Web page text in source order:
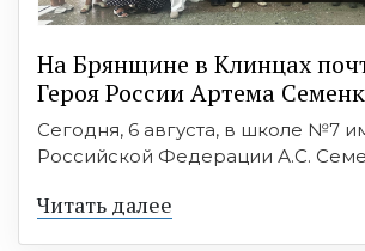
На Брянщине в Клинцах
Героя России Артема
Сегодня, 6 августа, в школе №7
Российской Федерации А.С.
Читать далее